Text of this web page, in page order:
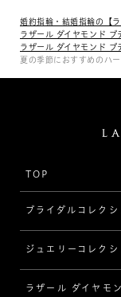
婚約指輪・結婚指輪の【
ラザール ダイヤモンド ブ
ラザール ダイヤモンド ブ
夏の季節におすすめのハ
TOP
ブライダルコレクシ
婚約指輪（エンゲ
[素材から選ぶ]
ジュエリーコレクシ
ジュエリーコレク
ラザール ダイヤモ